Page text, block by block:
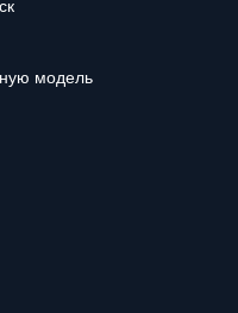
модель